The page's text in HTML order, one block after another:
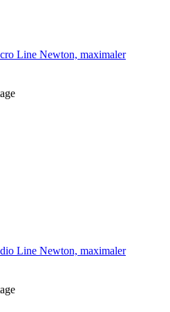
Line Newton, maximaler
Line Newton, maximaler